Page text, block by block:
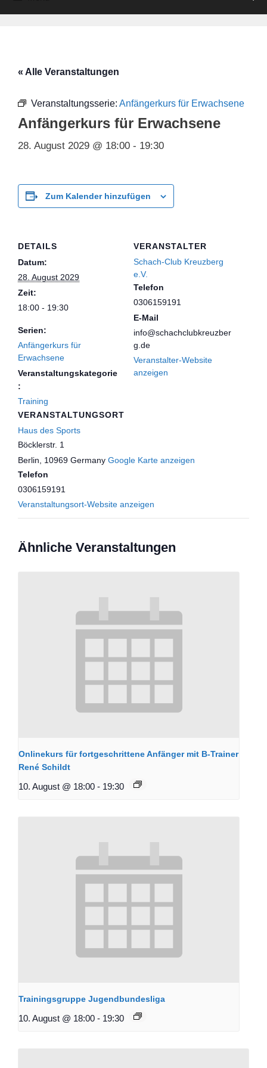
« Alle Veranstaltungen
Veranstaltungsserie: Anfängerkurs für Erwachsene
Anfängerkurs für Erwachsene
28. August 2029 @ 18:00 - 19:30
Zum Kalender hinzufügen
DETAILS
Datum:
28. August 2029
Zeit:
18:00 - 19:30
Serien:
Anfängerkurs für
Erwachsene
Veranstaltungskategorie
:
Training
VERANSTALTUNGSORT
Haus des Sports
Böcklerstr. 1
Berlin
10969 Germany Google Karte anzeigen
Telefon
0306159191
Veranstaltungsort-Website anzeigen
VERANSTALTER
Schach-Club Kreuzberg
e.V.
Telefon
0306159191
E-Mail
info@schachclubkreuzber
g.de
Veranstalter-Website
anzeigen
Ähnliche Veranstaltungen
Onlinekurs für fortgeschrittene Anfänger mit B-Trainer
René Schildt
10. August @ 18:00 - 19:30
Trainingsgruppe Jugendbundesliga
10. August @ 18:00 - 19:30